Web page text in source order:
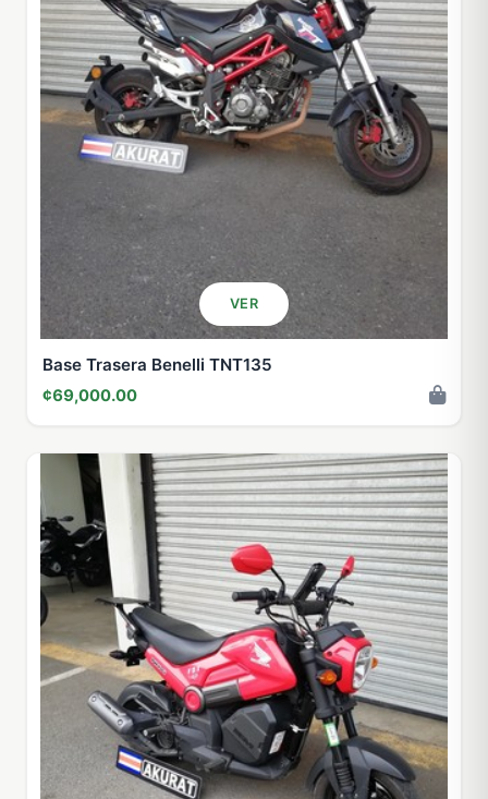
VER
Base Trasera Benelli TNT135
¢69,000.00